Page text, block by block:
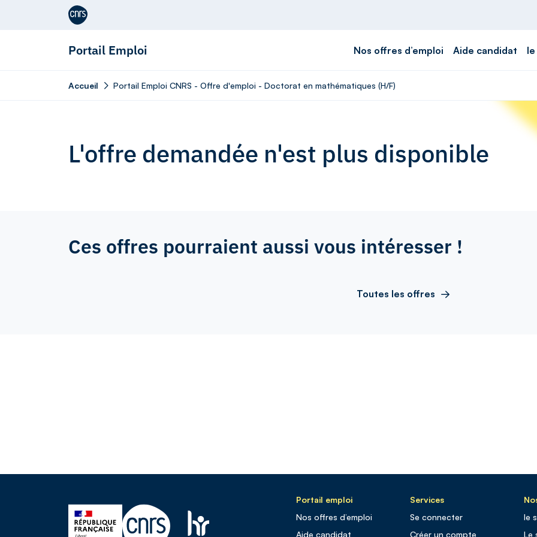
Aller au contenu
Portail Emploi Nos offres d’emploi Aide candidat
Accueil Portail Emploi CNRS - Offre d'emploi - Doctorat en mathématiques (H/F)
L'offre demandée n'est plus disponible
Ces offres pourraient aussi vous intéresser !
Toutes les offres
Portail emploi
Nos offres d’emploi
Aide candidat
Services
Se connecter
Créer un compte
le
Le